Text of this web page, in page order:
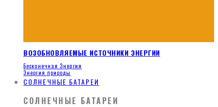
ВОЗОБНОВЛЯЕМЫЕ ИСТОЧНИКИ ЭНЕРГИИ
Бесконечная Энергия
Энергия природы
СОЛНЕЧНЫЕ БАТАРЕИ
СОЛНЕЧНЫЕ БАТАРЕИ